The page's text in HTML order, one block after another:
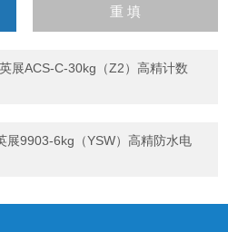
展ACS-C-30kg（Z2）高精计数
展9903-6kg（YSW）高精防水电